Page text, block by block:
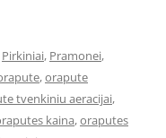
Pirkiniai, Pramonei,
,orapute
tvenkiniu aeracijai,
kaina,oraputes